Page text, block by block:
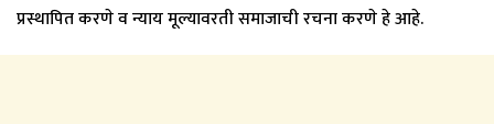
प्रस्थापित करणे व न्याय मूल्यावरती समाजाची रचना करणे हे आहे.